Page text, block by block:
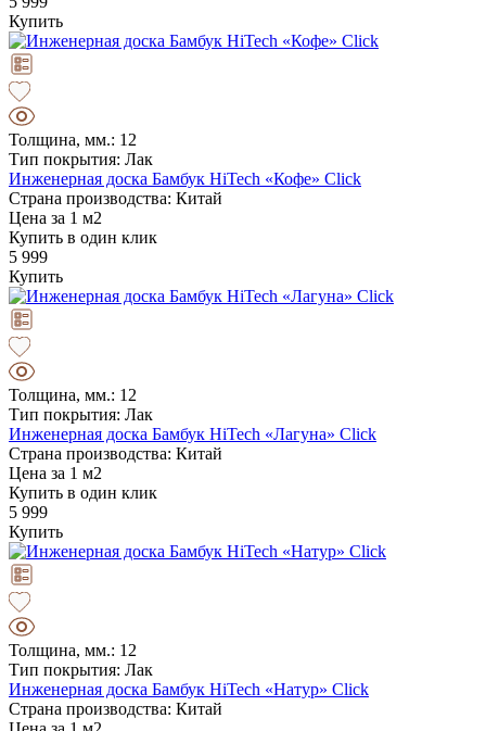
Купить
Толщина, мм.: 12
Тип покрытия: Лак
Инженерная доска Бамбук HiTech «Кофе» Click
Страна производства: Китай
Цена за 1 м2
Купить в один клик
5 999
Купить
Толщина, мм.: 12
Тип покрытия: Лак
Инженерная доска Бамбук HiTech «Лагуна» Click
Страна производства: Китай
Цена за 1 м2
Купить в один клик
5 999
Купить
Толщина, мм.: 12
Тип покрытия: Лак
Инженерная доска Бамбук HiTech «Натур» Click
Страна производства: Китай